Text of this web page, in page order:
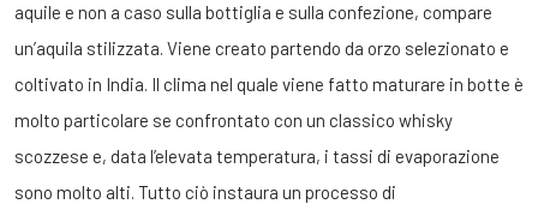
aquile e non a caso sulla bottiglia e sulla confezione, compare
un’aquila stilizzata. Viene creato partendo da orzo selezionato e
coltivato in India. Il clima nel quale viene fatto maturare in botte è
molto particolare se confrontato con un classico whisky
scozzese e, data l’elevata temperatura, i tassi di evaporazione
sono molto alti. Tutto ciò instaura un processo di